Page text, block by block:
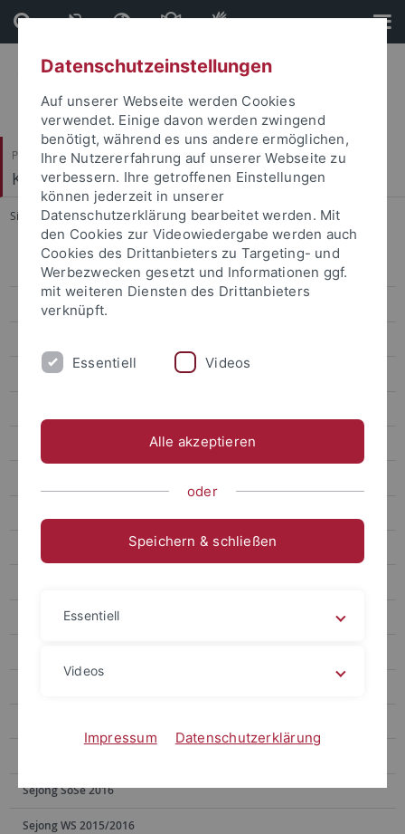
Direkt
zum
Inhalt
Direkt
zur
Fußleiste
Philosophische Fakultät
Koreanistik
Sie sind hier: Startseite ... Sejong SoSe 2015
Sejong WiSe 2025/26
Sejong SoSe 2025
Sejong SoSe 2024
Sejong WS 2018/2019
Sejong SoSe 2016
Sejong WS 2015/2016
Datenschutzeinstellungen
Auf unserer Webseite werden Cookies
verwendet. Einige davon werden zwingend
benötigt, während es uns andere ermöglichen,
Ihre Nutzererfahrung auf unserer Webseite zu
verbessern. Ihre getroffenen Einstellungen
können jederzeit in unserer
Datenschutzerklärung bearbeitet werden. Mit
den Cookies zur Videowiedergabe werden auch
Cookies des Drittanbieters zu Targeting- und
Werbezwecken gesetzt und Informationen ggf.
mit weiteren Diensten des Drittanbieters
verknüpft.
Essentiell Videos
Alle akzeptieren
oder
Speichern & schließen
Essentiell
Videos
Impressum Datenschutzerklärung